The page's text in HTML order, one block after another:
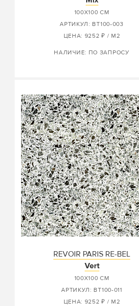
100X100 СМ
АРТИКУЛ: BT100-003
ЦЕНА: 9252 ₽ / М2
НАЛИЧИЕ: ПО ЗАПРОСУ
REVOIR PARIS RE-BEL
Vert
100X100 СМ
АРТИКУЛ: BT100-011
ЦЕНА: 9252 ₽ / М2